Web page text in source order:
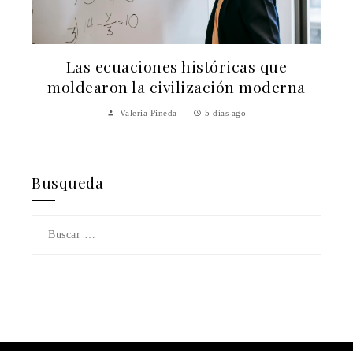
Las ecuaciones históricas que
moldearon la civilización moderna
Valeria Pineda 5 días ago
Busqueda